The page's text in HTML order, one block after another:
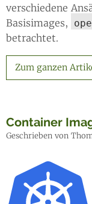
verschiedene
Basisimages,
betrachtet.
Zum ganzen
Container
Geschrieben von